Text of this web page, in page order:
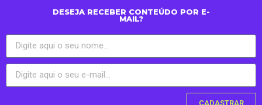
DESEJA RECEBER CONTEÚDO POR E-
MAIL?
CADASTRAR